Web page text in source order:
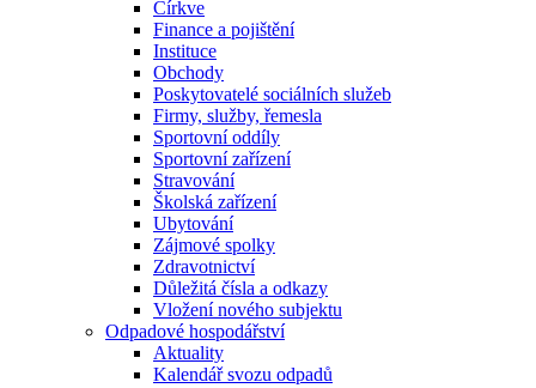
Církve
Finance a pojištění
Instituce
Obchody
Poskytovatelé sociálních služeb
Firmy, služby, řemesla
Sportovní oddíly
Sportovní zařízení
Stravování
Školská zařízení
Ubytování
Zájmové spolky
Zdravotnictví
Důležitá čísla a odkazy
Vložení nového subjektu
Odpadové hospodářství
Aktuality
Kalendář svozu odpadů